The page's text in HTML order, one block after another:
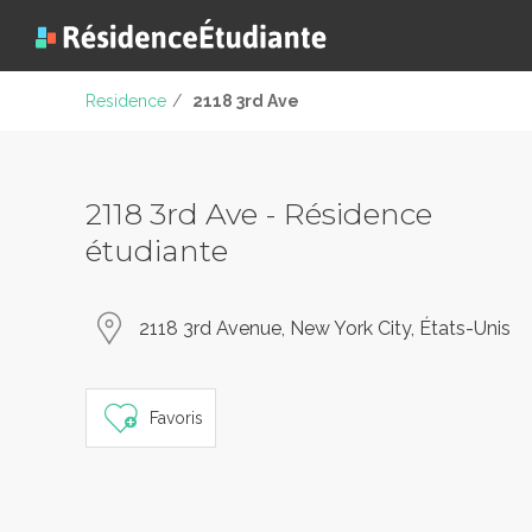
Residence / 2118 3rd Ave
2118 3rd Ave - Résidence
étudiante
2118 3rd Avenue, New York City, États-Unis
Favoris